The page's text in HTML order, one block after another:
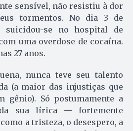
sensível, não resistiu à dor
tormentos. No dia 3 de
suicidou-se no hospital de
uma overdose de cocaína.
27 anos.
nunca teve seu talento
(a maior das injustiças que
gênio). Só postumamente a
da sua lírica — fortemente
a tristeza, o desespero, a